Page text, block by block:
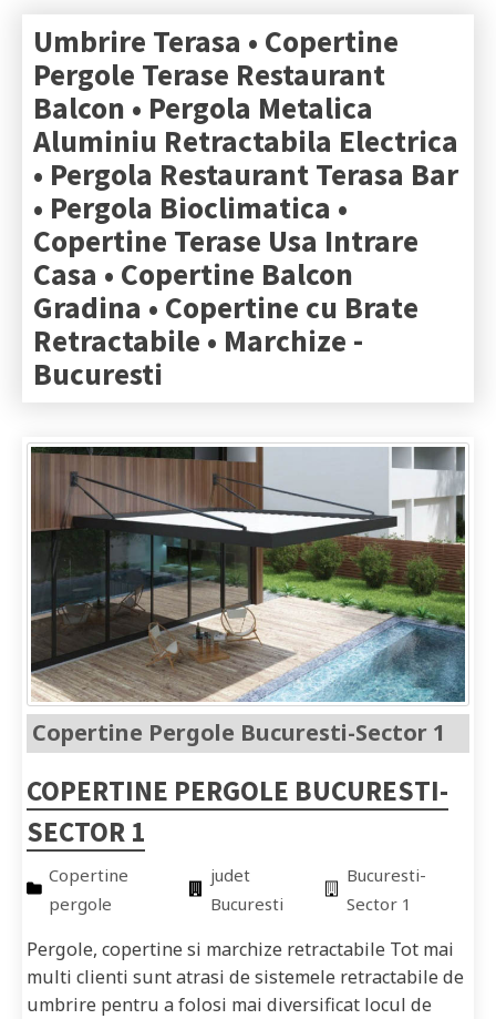
Umbrire Terasa • Copertine
Pergole Terase Restaurant
Balcon • Pergola Metalica
Aluminiu Retractabila Electrica
• Pergola Restaurant Terasa Bar
• Pergola Bioclimatica •
Copertine Terase Usa Intrare
Casa • Copertine Balcon
Gradina • Copertine cu Brate
Retractabile • Marchize -
Bucuresti
Copertine Pergole Bucuresti-Sector 1
COPERTINE PERGOLE BUCURESTI-
SECTOR 1
Copertine
pergole
judet
Bucuresti
Bucuresti-
Sector 1
Pergole, copertine si marchize retractabile Tot mai
multi clienti sunt atrasi de sistemele retractabile de
umbrire pentru a folosi mai diversificat locul de